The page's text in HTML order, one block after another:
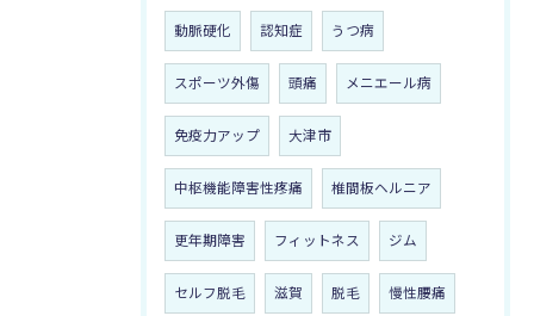
動脈硬化 認知症 うつ病
スポーツ外傷 頭痛 メニエール病
免疫力アップ 大津市
中枢機能障害性疼痛 椎間板ヘルニア
更年期障害 フィットネス ジム
セルフ脱毛 滋賀 脱毛 慢性腰痛